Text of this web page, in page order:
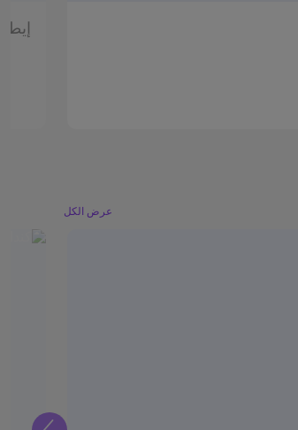
عرض الكل
التالي